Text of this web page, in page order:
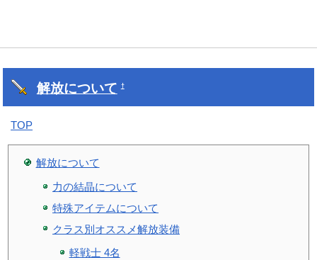
解放について †
TOP
解放について
力の結晶について
特殊アイテムについて
クラス別オススメ解放装備
軽戦士 4名